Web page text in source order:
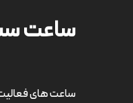
ساعت
ساعت های